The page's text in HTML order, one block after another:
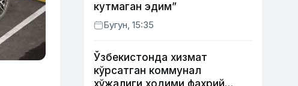
кутмаган эдим”
Бугун, 15:35
Ўзбекистонда хизмат
кўрсатган коммунал
хўжалиги ходими фахрий